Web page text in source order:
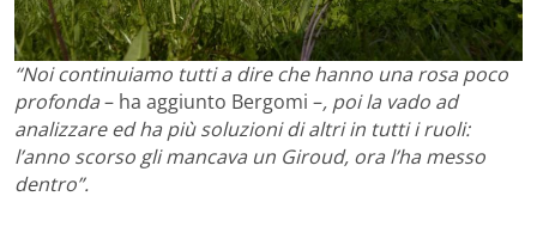
“Noi continuiamo tutti a dire che hanno una rosa poco
profonda– ha aggiunto Bergomi –, poi la vado ad
analizzare ed ha più soluzioni di altri in tutti i ruoli:
l’anno scorso gli mancava un Giroud, ora l’ha messo
dentro”.